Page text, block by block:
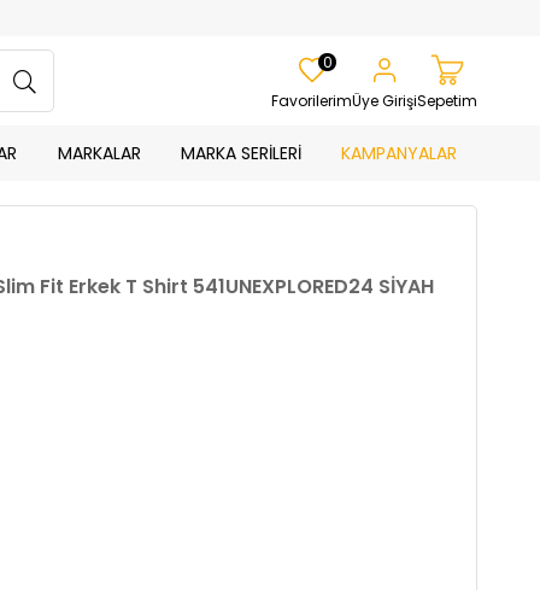
Favorilerim
0
Üye GirişiSepetim
MARKALAR MARKA SERİLERİ KAMPANYALAR
Fit Erkek T Shirt 541UNEXPLORED24 SİYAH